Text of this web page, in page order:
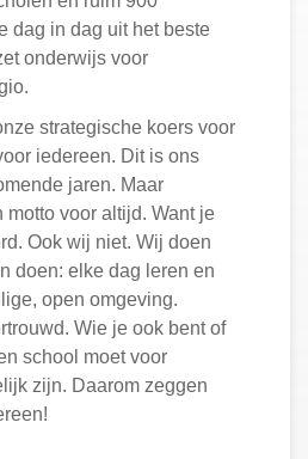
dag in dag uit het beste
onderwijs voor
strategische koers voor
iedereen. Dit is ons
jaren. Maar
voor altijd. Want je
Ook wij niet. Wij doen
doen: elke dag leren en
open omgeving.
Wie je ook bent of
school moet voor
zijn. Daarom zeggen